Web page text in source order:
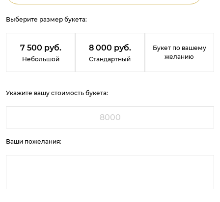
Выберите размер букета:
7 500 руб.
Небольшой
8 000 руб.
Стандартный
Букет по вашему
желанию
Укажите вашу стоимость букета:
Ваши пожелания: